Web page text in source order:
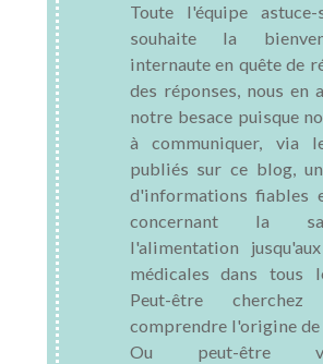
Toute l'équipe astuce-
souhaite la
internaute en quête de
des réponses, nous en
notre besace puisque
à communiquer, via
publiés sur ce blog,
d'informations fiables
concernant la
l'alimentation
médicales dans tous
Peut-être
comprendre l'origine de
Ou peut-être